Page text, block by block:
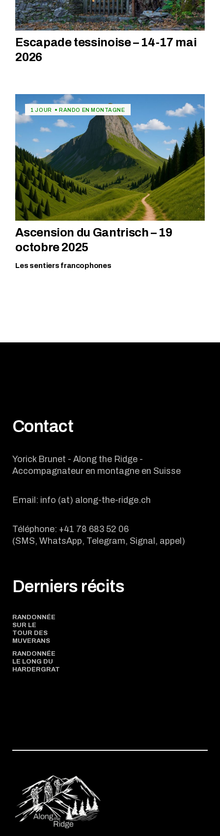
Escapade tessinoise – 14-17 mai
2026
1 JOUR RANDO EN MONTAGNE
Ascension du Gantrisch – 19
octobre 2025
Les sentiers francophones
Contact
Yorick Brunet - Along the Ridge -
Accompagnateur en montagne en Suisse
Email: info (at) along-the-ridge.ch
Téléphone: +41 78 683 52 06
(SMS, WhatsApp, Telegram, Signal, appel)
Derniers récits
RANDONNÉE
SUR LE
TOUR DES
MUVERANS
RANDONNÉE
LE LONG DU
HARDERGRAT